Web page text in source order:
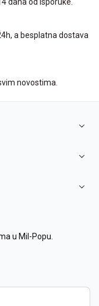
a besplatna dostava
novostima.
u Mil-Popu.